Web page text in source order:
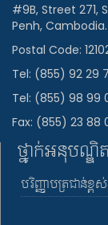
#9B, Street 271,
Penh, Cambodia.
Postal Code:
Tel: (855) 92 29
Tel: (855) 98 99
Fax: (855) 23 88
ថ្នាក់អនុបណ្ឌិ
បរិញ្ញាបត្រជាន់ខ្